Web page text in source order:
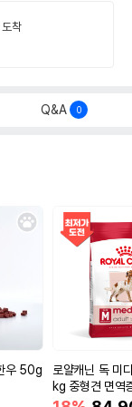
착
Q&A 0
우 50g
로얄캐닌 독 미
kg 중형견 면역